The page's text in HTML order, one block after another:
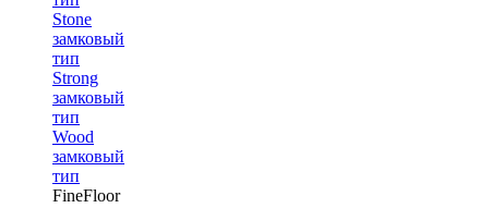
Stone
замковый
тип
Strong
замковый
тип
Wood
замковый
тип
FineFloor